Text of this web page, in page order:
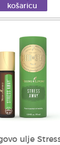
košaricu
ulje